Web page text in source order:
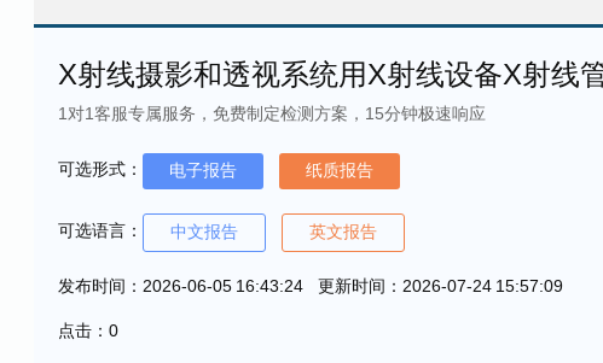
X射线摄影和透视系统用X射线设备X射线
1对1客服专属服务，免费制定检测方案，15分钟极速响应
可选形式： 电子报告 纸质报告
可选语言： 中文报告 英文报告
发布时间：2026-06-05 16:43:24 更新时间：2026-07-24 15:57:09
点击：0